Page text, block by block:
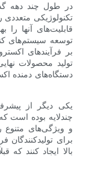
در طول چند دهه
تکنولوژیکی متعددی
قابلیت‌های آنها
توسعه سیستم‌های
بر فرآیندهای
تولید محصولات
دستگاه‌های دمنده
یکی دیگر از
چندلایه بوده است
و ویژگی‌های
برای تولیدکنندگان
بالا ایجاد کنند که